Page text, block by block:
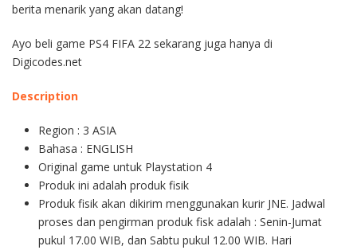
berita menarik yang akan datang!
Ayo beli game PS4 FIFA 22 sekarang juga hanya di
Digicodes.net
Description
Region : 3 ASIA
Bahasa : ENGLISH
Original game untuk Playstation 4
Produk ini adalah produk fisik
Produk fisik akan dikirim menggunakan kurir JNE. Jadwal
proses dan pengirman produk fisk adalah : Senin-Jumat
pukul 17.00 WIB, dan Sabtu pukul 12.00 WIB. Hari